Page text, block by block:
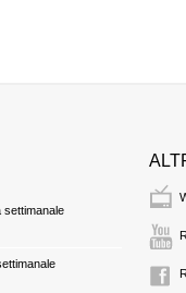
settimanale